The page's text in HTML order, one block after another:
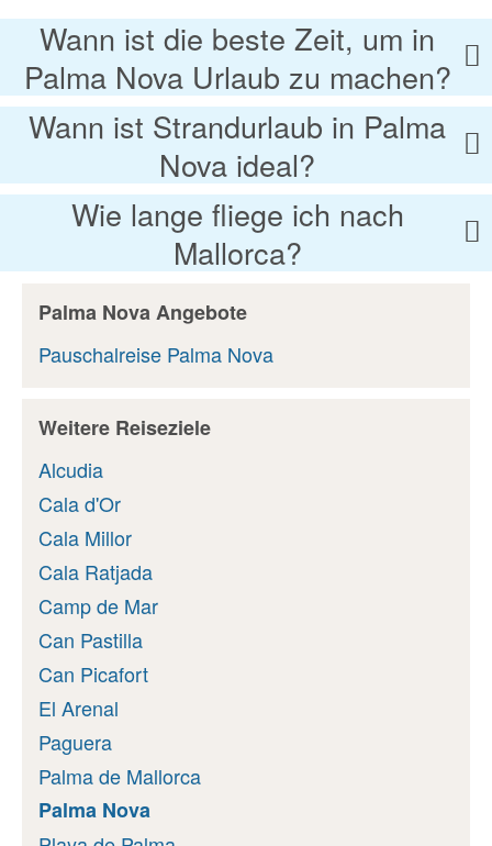
Wann ist die beste Zeit, um in
Palma Nova Urlaub zu machen?
Wann ist Strandurlaub in Palma
Nova ideal?
Wie lange fliege ich nach
Mallorca?
Palma Nova Angebote
Pauschalreise Palma Nova
Weitere Reiseziele
Alcudia
Cala d'Or
Cala Millor
Cala Ratjada
Camp de Mar
Can Pastilla
Can Picafort
El Arenal
Paguera
Palma de Mallorca
Palma Nova